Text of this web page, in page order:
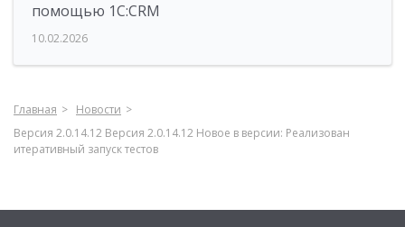
помощью 1С:CRM
10.02.2026
Главная
Новости
Версия 2.0.14.12 Версия 2.0.14.12 Новое в версии: Реализован
итеративный запуск тестов